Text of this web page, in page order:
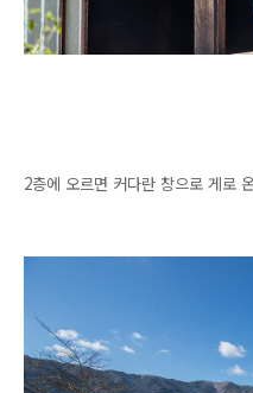
2층에 오르면 커다란 창으로 게로